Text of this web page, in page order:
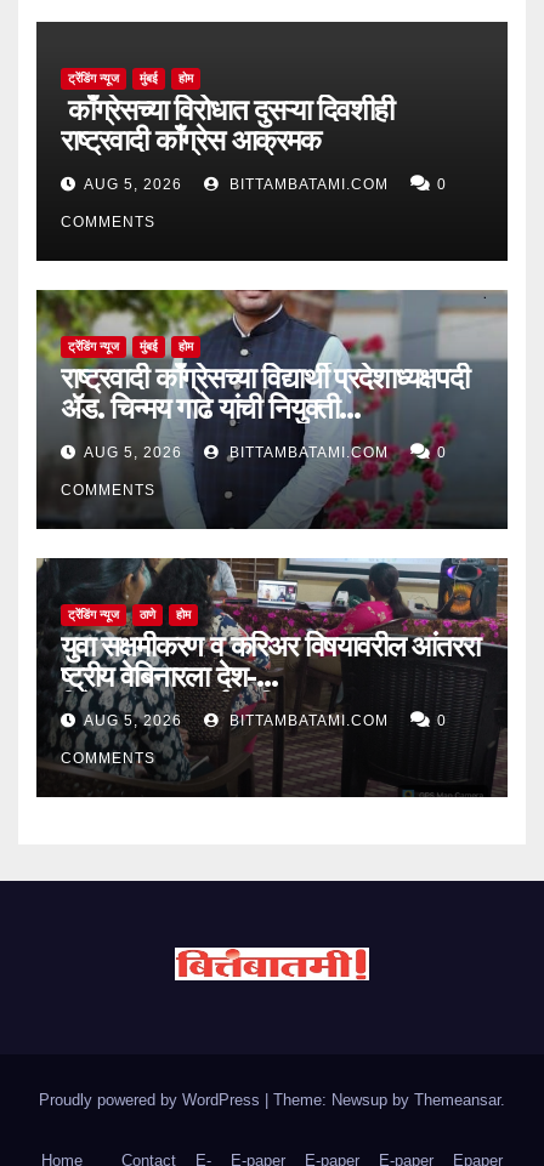
ट्रेंडिंग न्यूज मुंबई होम
काँग्रेसच्या विरोधात दुसऱ्या दिवशीही
राष्ट्रवादी काँग्रेस आक्रमक
AUG 5, 2026 BITTAMBATAMI.COM 0
COMMENTS
ट्रेंडिंग न्यूज मुंबई होम
राष्ट्रवादी काँग्रेसच्या विद्यार्थी प्रदेशाध्यक्षपदी
ॲड. चिन्मय गाढे यांची नियुक्ती…
AUG 5, 2026 BITTAMBATAMI.COM 0
COMMENTS
ट्रेंडिंग न्यूज ठाणे होम
युवा सक्षमीकरण व करिअर विषयावरील आंतररा
ष्ट्रीय वेबिनारला देश-
विदेशातून उत्स्फूर्त प्रतिसाद
AUG 5, 2026 BITTAMBATAMI.COM 0
COMMENTS
Proudly powered by WordPress Theme: Newsup by Themeansar.
Home Contact E- E-paper E-paper E-paper Epaper